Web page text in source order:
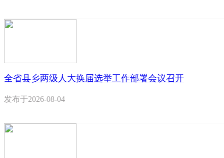
全省县乡两级人大换届选举工作部署会议召开
发布于2026-08-04